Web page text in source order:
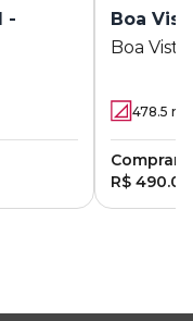
Boa
Boa Vista
478.5 m²
Comprar:
R$